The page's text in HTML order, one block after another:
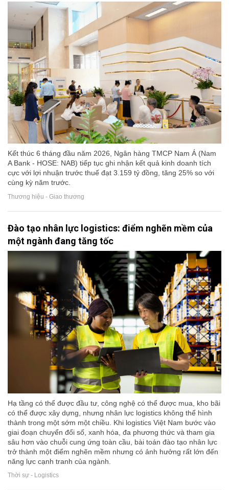
Kết thúc 6 tháng đầu năm 2026, Ngân hàng TMCP Nam Á (Nam
A Bank - HOSE: NAB) tiếp tục ghi nhận kết quả kinh doanh tích
cực với lợi nhuận trước thuế đạt 3.159 tỷ đồng, tăng 25% so với
cùng kỳ năm trước.
Thương hiệu - Giao thương
Đào tạo nhân lực logistics: điểm nghẽn mềm của
một ngành đang tăng tốc
Hạ tầng có thể được đầu tư, công nghệ có thể được mua, kho bãi
có thể được xây dựng, nhưng nhân lực logistics không thể hình
thành trong một sớm một chiều. Khi logistics Việt Nam bước vào
giai đoạn chuyển đổi số, xanh hóa, đa phương thức và tham gia
sâu hơn vào chuỗi cung ứng toàn cầu, bài toán đào tạo nhân lực
trở thành một điểm nghẽn mềm nhưng có ảnh hưởng rất lớn đến
năng lực cạnh tranh của ngành.
Thời sự - Logistics